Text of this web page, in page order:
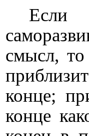
Если
смысл,
конце;
конце